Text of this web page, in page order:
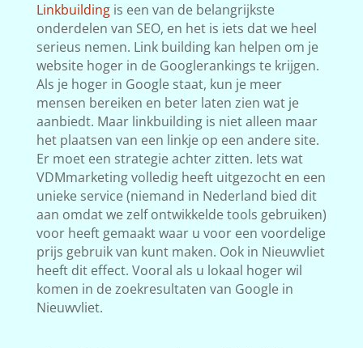
Linkbuildingis een van de belangrijkste
onderdelen van SEO, en het is iets dat we heel
serieus nemen. Link building kan helpen om je
website hoger in de Googlerankings te krijgen.
Als je hoger in Google staat, kun je meer
mensen bereiken en beter laten zien wat je
aanbiedt. Maar linkbuilding is niet alleen maar
het plaatsen van een linkje op een andere site.
Er moet een strategie achter zitten. Iets wat
VDMmarketing volledig heeft uitgezocht en een
unieke service (niemand in Nederland bied dit
aan omdat we zelf ontwikkelde tools gebruiken)
voor heeft gemaakt waar u voor een voordelige
prijs gebruik van kunt maken. Ook in Nieuwvliet
heeft dit effect. Vooral als u lokaal hoger wil
komen in de zoekresultaten van Google in
Nieuwvliet.